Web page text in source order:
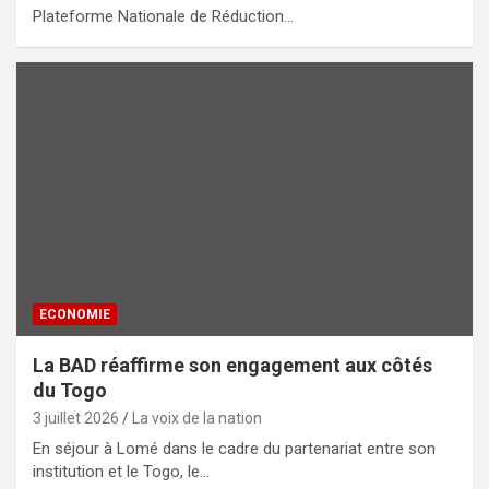
Plateforme Nationale de Réduction…
ECONOMIE
La BAD réaffirme son engagement aux côtés
du Togo
3 juillet 2026 La voix de la nation
En séjour à Lomé dans le cadre du partenariat entre son
institution et le Togo, le…